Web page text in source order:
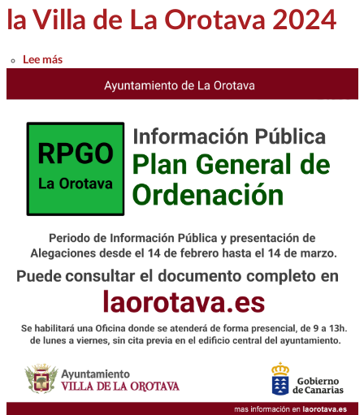
la Villa de La Orotava 2024
Lee mássobre Plan General Supletorio de la Villa de La Orotava 2024